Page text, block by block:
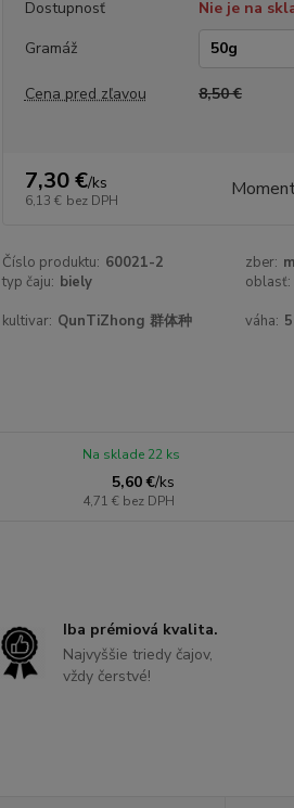
Dostupnosť
Nie je na
Gramáž
Cena pred zľavou 8,50 €
7,30 €/ks
6,13 € bez DPH
Číslo produktu: 60021-2 zber:
typ čaju: biely oblasť:
kultivar: QunTiZhong 群体种 váha:
5,60 €/ks
4,71 € bez DPH
Na sklade 22 ks
Iba prémiová kvalita.
Najvyššie triedy čajov,
vždy čerstvé!